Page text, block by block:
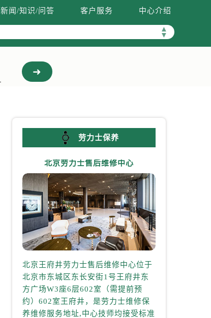
新闻/知识/问答 客户服务 中心介绍
▲
▼
劳力士保养
北京劳力士售后维修中心
北京王府井劳力士售后维修中心位于
北京市东城区东长安街1号王府井东
方广场W3座6层602室（需提前预
约）602室王府井，是劳力士维修保
养维修服务地址,中心技师均接受标准